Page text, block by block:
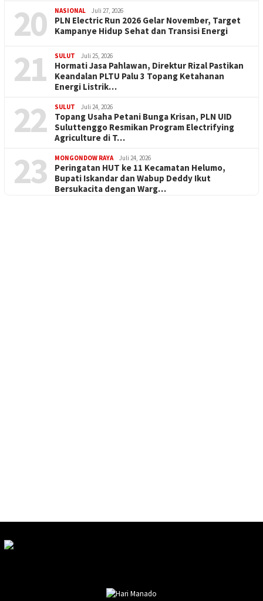
20 NASIONAL Juli 27, 2026
PLN Electric Run 2026 Gelar November, Target
Kampanye Hidup Sehat dan Transisi Energi
21 SULUT Juli 25, 2026
Hormati Jasa Pahlawan, Direktur Rizal Pastikan
Keandalan PLTU Palu 3 Topang Ketahanan
Energi Listrik…
22 SULUT Juli 24, 2026
Topang Usaha Petani Bunga Krisan, PLN UID
Suluttenggo Resmikan Program Electrifying
Agriculture di T…
23 MONGONDOW RAYA Juli 24, 2026
Peringatan HUT ke 11 Kecamatan Helumo,
Bupati Iskandar dan Wabup Deddy Ikut
Bersukacita dengan Warg…